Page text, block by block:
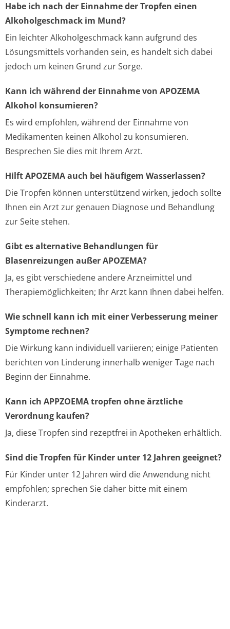
Habe ich nach der Einnahme der Tropfen einen
Alkoholgeschmack im Mund?
Ein leichter Alkoholgeschmack kann aufgrund des
Lösungsmittels vorhanden sein, es handelt sich dabei
jedoch um keinen Grund zur Sorge.
Kann ich während der Einnahme von APOZEMA
Alkohol konsumieren?
Es wird empfohlen, während der Einnahme von
Medikamenten keinen Alkohol zu konsumieren.
Besprechen Sie dies mit Ihrem Arzt.
Hilft APOZEMA auch bei häufigem Wasserlassen?
Die Tropfen können unterstützend wirken, jedoch sollte
Ihnen ein Arzt zur genauen Diagnose und Behandlung
zur Seite stehen.
Gibt es alternative Behandlungen für
Blasenreizungen außer APOZEMA?
Ja, es gibt verschiedene andere Arzneimittel und
Therapiemöglichkeiten; Ihr Arzt kann Ihnen dabei helfen.
Wie schnell kann ich mit einer Verbesserung meiner
Symptome rechnen?
Die Wirkung kann individuell variieren; einige Patienten
berichten von Linderung innerhalb weniger Tage nach
Beginn der Einnahme.
Kann ich APPZOEMA tropfen ohne ärztliche
Verordnung kaufen?
Ja, diese Tropfen sind rezeptfrei in Apotheken erhältlich.
Sind die Tropfen für Kinder unter 12 Jahren geeignet?
Für Kinder unter 12 Jahren wird die Anwendung nicht
empfohlen; sprechen Sie daher bitte mit einem
Kinderarzt.